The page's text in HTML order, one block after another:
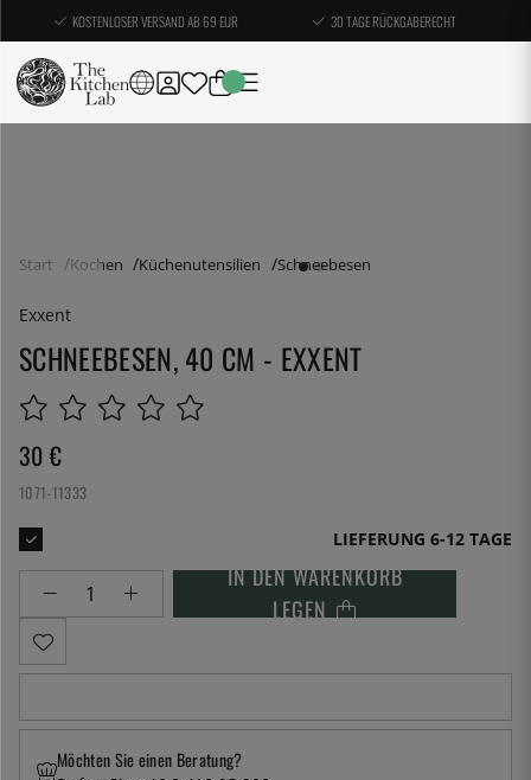
KOSTENLOSER VERSAND AB 69 EUR 30 TAGE RÜCKGABERECHT
Start Kochen Küchenutensilien Schneebesen
Exxent
SCHNEEBESEN, 40 CM - EXXENT
30 €
1071-11333
LIEFERUNG 6-12 TAGE
IN DEN WARENKORB
LEGEN
Möchten Sie einen Beratung?